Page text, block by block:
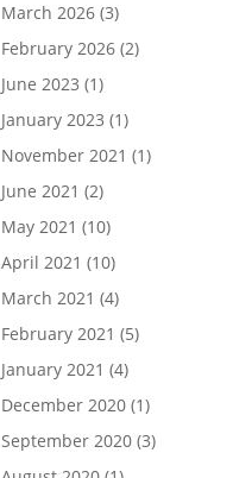
March 2026 (3)
February 2026 (2)
June 2023 (1)
January 2023 (1)
November 2021 (1)
June 2021 (2)
May 2021 (10)
April 2021 (10)
March 2021 (4)
February 2021 (5)
January 2021 (4)
December 2020 (1)
September 2020 (3)